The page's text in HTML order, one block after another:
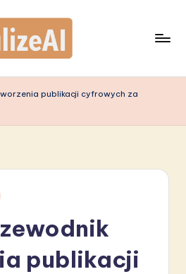
publikacji cyfrowych za
publikacji